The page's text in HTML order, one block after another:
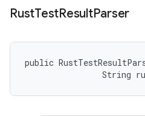
RustTestResultParser
public
String